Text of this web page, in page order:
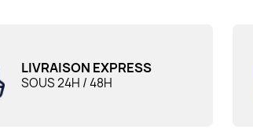
LIVRAISON EXPRESS
SOUS 24H / 48H